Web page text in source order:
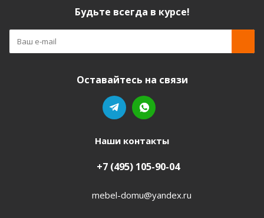
Будьте всегда в курсе!
Оставайтесь на связи
Наши контакты
+7 (495) 105-90-04
mebel-domu@yandex.ru